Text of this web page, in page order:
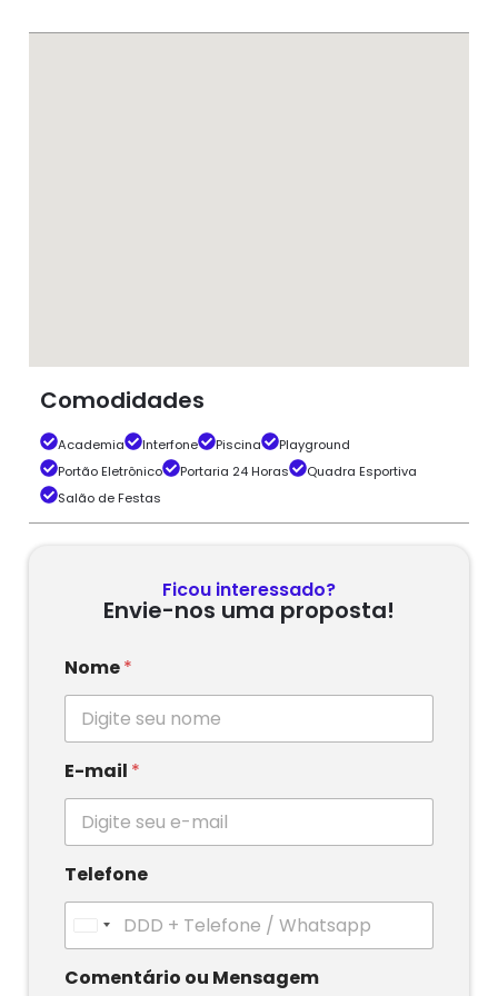
Comodidades
Academia Interfone Piscina
Playground
Portão Eletrônico
Portaria 24 Horas
Quadra Esportiva
Salão de Festas
Ficou interessado?
Envie-nos uma proposta!
Nome*
E-mail *
Telefone
n
i
Comentário ou Mensagem